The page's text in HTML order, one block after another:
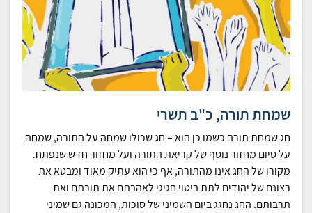
שמחת תורה, כ"ב תשרי
חג שמחת תורה כשמו כן הוא – חג שכולו שמחה על התורה, שמחה
על סיום מחזור נוסף של קריאת התורה ועל מחזור חדש שנפתח.
מקורו של החג אינו מהתורה, אף כי הוא עתיק מאוד ומבטא את
רצונם של יהודים לתת ביטוי חגיגי לאהבתם את תורתם ואת
תרבותם. החג נחגג ביום השמיני של סוכות, המכונה גם שמיני